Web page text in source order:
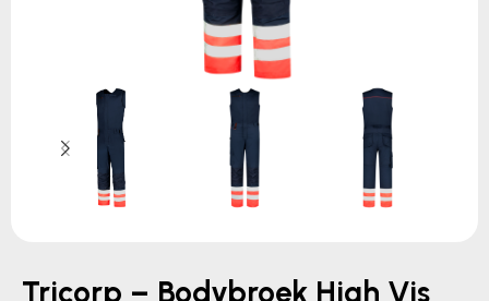
Tricorp – Bodybroek High Vis